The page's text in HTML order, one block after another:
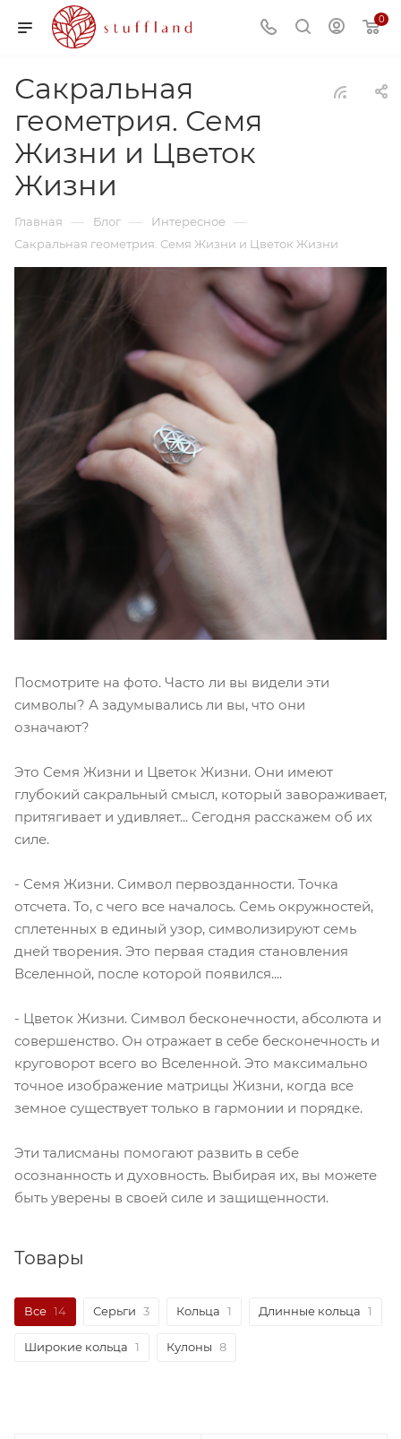
0
Сакральная
геометрия. Семя
Жизни и Цветок
Жизни
Главная — Блог — Интересное —
Сакральная геометрия. Семя Жизни и Цветок Жизни
Посмотрите на фото. Часто ли вы видели эти
символы? А задумывались ли вы, что они
означают?
Это Семя Жизни и Цветок Жизни. Они имеют
глубокий сакральный смысл, который завораживает,
притягивает и удивляет... Сегодня расскажем об их
силе.
- Семя Жизни. Символ первозданности. Точка
отсчета. То, с чего все началось. Семь окружностей,
сплетенных в единый узор, символизируют семь
дней творения. Это первая стадия становления
Вселенной, после которой появился....
- Цветок Жизни. Символ бесконечности, абсолюта и
совершенство. Он отражает в себе бесконечность и
круговорот всего во Вселенной. Это максимально
точное изображение матрицы Жизни, когда все
земное существует только в гармонии и порядке.
Эти талисманы помогают развить в себе
осознанность и духовность. Выбирая их, вы можете
быть уверены в своей силе и защищенности.
Товары
Все 14 Серьги 3 Кольца 1 Длинные кольца 1
Широкие кольца 1 Кулоны 8